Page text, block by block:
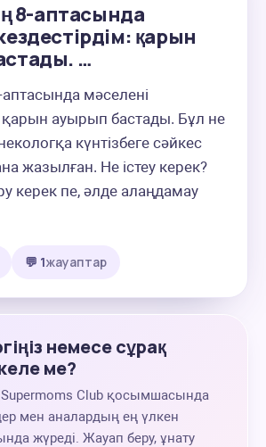
8-аптасында
қарын
…
аптасында мәселені
қарын ауырып бастады. Бұл не
күнтізбеге сәйкес
жазылған. Не істеу керек?
керек пе, әлде алаңдамау
💬 1жауаптар
немесе сұрақ
ме?
Club қосымшасында
мен аналардың ең үлкен
жүреді. Жауап беру, ұнату